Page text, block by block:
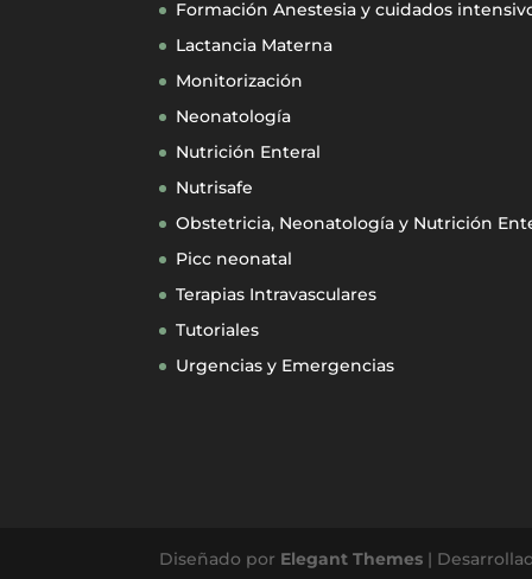
Formación Anestesia y cuidados
Lactancia Materna
Monitorización
Neonatología
Nutrición Enteral
Nutrisafe
Obstetricia, Neonatología y Nutrición
Picc neonatal
Terapias Intravasculares
Tutoriales
Urgencias y Emergencias
Diseñado por Elegant Themes |